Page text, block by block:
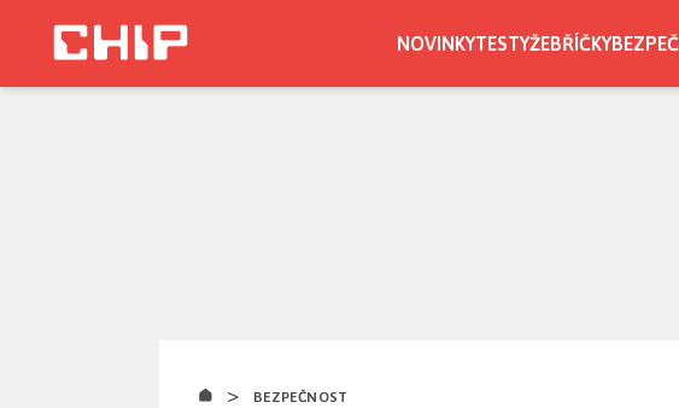
NOVINKYTESTYŽEBŘÍČKY
> BEZPEČNOST